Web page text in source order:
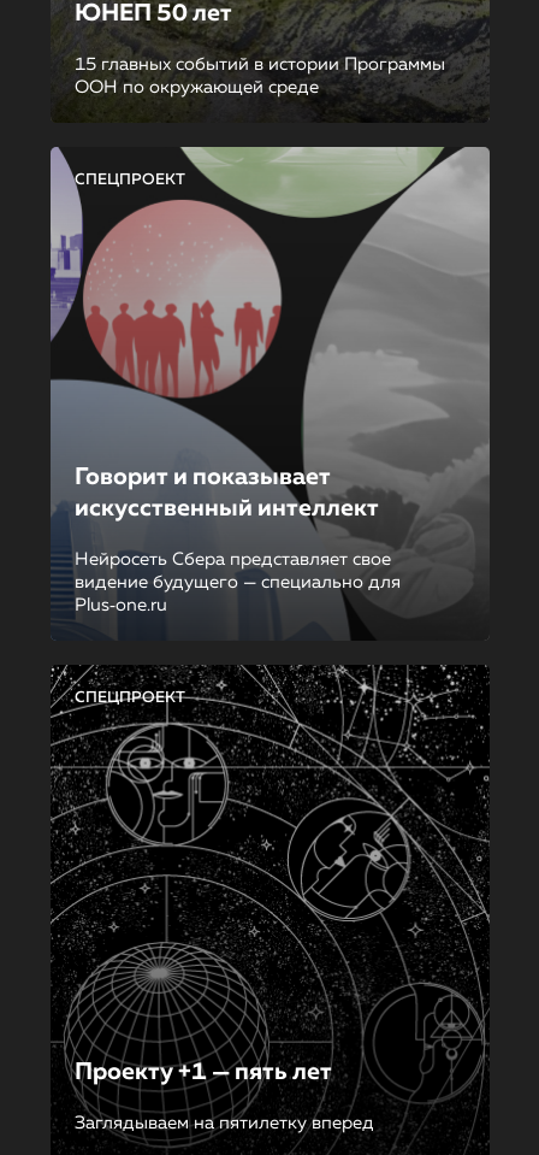
ЮНЕП 50 лет
15 главных событий в истории Программы
ООН по окружающей среде
СПЕЦПРОЕКТ
Говорит и показывает
искусственный интеллект
Нейросеть Сбера представляет свое
видение будущего — специально для
Plus‑one.ru
СПЕЦПРОЕКТ
Проекту +1 — пять лет
Заглядываем на пятилетку вперед